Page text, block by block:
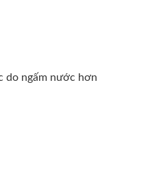
do ngấm nước hơn